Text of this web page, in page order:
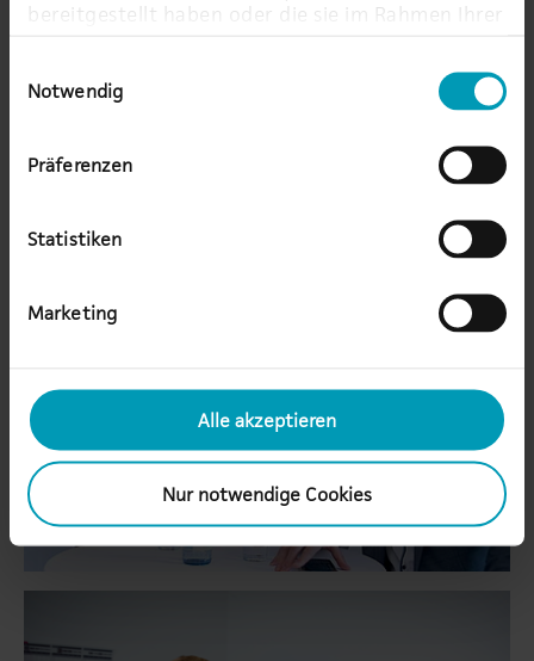
bereitgestellt haben oder die sie im Rahmen Ihrer
Notwendig
Präferenzen
Statistiken
Marketing
Alle akzeptieren
Nur notwendige Cookies